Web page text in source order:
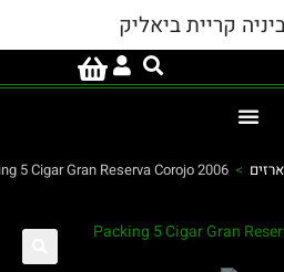
קריית ביאליק
>
Packing 5 Cigar Gran Reserva Corojo 2006